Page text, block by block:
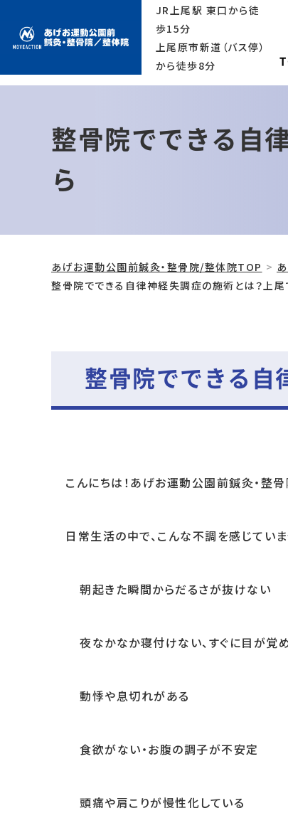
JR上尾駅 東口から徒
歩15分
上尾原市新道（バス停）
から徒歩8分
整骨院でできる自
ら
あげお運動公園前鍼灸・整骨院/整体院TOP
整骨院でできる自律神経失調症の施術とは？上
整骨院でできる自
こんにちは！あげお運動公園前鍼灸・整骨
日常生活の中で、こんな不調を感じていま
朝起きた瞬間からだるさが抜けない
夜なかなか寝付けない、すぐに目が覚
動悸や息切れがある
食欲がない・お腹の調子が不安定
頭痛や肩こりが慢性化している